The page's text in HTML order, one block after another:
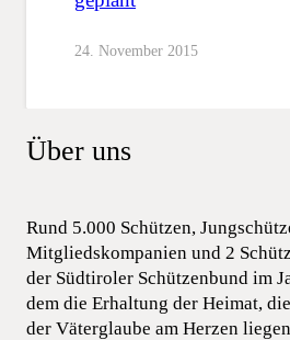
24. November 2015
Über uns
Rund 5.000 Schützen,
Mitgliedskompanien und 2
der Südtiroler Schützenbund im
dem die Erhaltung der Heimat,
der Väterglaube am Herzen